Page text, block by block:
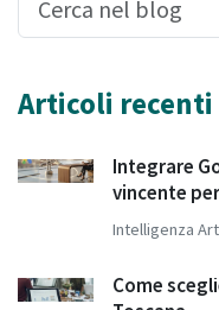
Articoli recenti
Integrare
vincente
Intelligenza
Come